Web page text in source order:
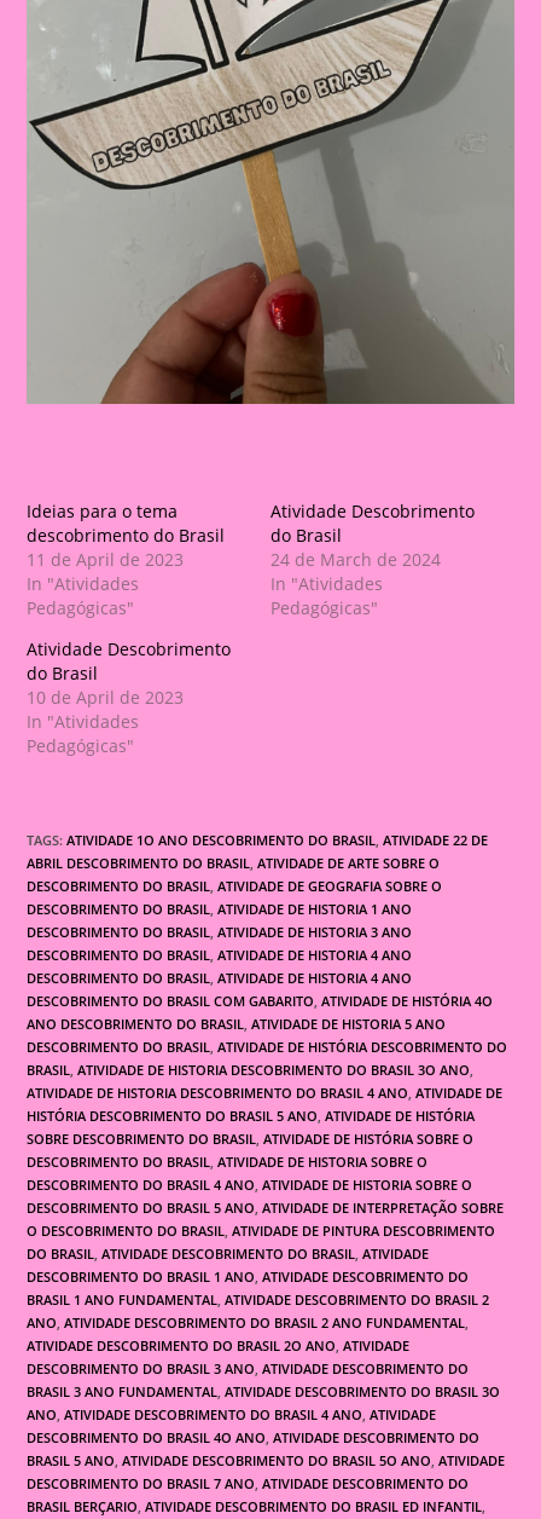
Ideias para o tema
descobrimento do Brasil
11 de April de 2023
In "Atividades
Pedagógicas"
Atividade Descobrimento
do Brasil
24 de March de 2024
In "Atividades
Pedagógicas"
Atividade Descobrimento
do Brasil
10 de April de 2023
In "Atividades
Pedagógicas"
TAGS:ATIVIDADE 1O ANO DESCOBRIMENTO DO BRASIL, ATIVIDADE 22 DE
ABRIL DESCOBRIMENTO DO BRASIL, ATIVIDADE DE ARTE SOBRE O
DESCOBRIMENTO DO BRASIL, ATIVIDADE DE GEOGRAFIA SOBRE O
DESCOBRIMENTO DO BRASIL, ATIVIDADE DE HISTORIA 1 ANO
DESCOBRIMENTO DO BRASIL, ATIVIDADE DE HISTORIA 3 ANO
DESCOBRIMENTO DO BRASIL, ATIVIDADE DE HISTORIA 4 ANO
DESCOBRIMENTO DO BRASIL, ATIVIDADE DE HISTORIA 4 ANO
DESCOBRIMENTO DO BRASIL COM GABARITO, ATIVIDADE DE HISTÓRIA 4O
ANO DESCOBRIMENTO DO BRASIL, ATIVIDADE DE HISTORIA 5 ANO
DESCOBRIMENTO DO BRASIL, ATIVIDADE DE HISTÓRIA DESCOBRIMENTO DO
BRASIL, ATIVIDADE DE HISTORIA DESCOBRIMENTO DO BRASIL 3O ANO,
ATIVIDADE DE HISTORIA DESCOBRIMENTO DO BRASIL 4 ANO, ATIVIDADE DE
HISTÓRIA DESCOBRIMENTO DO BRASIL 5 ANO, ATIVIDADE DE HISTÓRIA
SOBRE DESCOBRIMENTO DO BRASIL, ATIVIDADE DE HISTÓRIA SOBRE O
DESCOBRIMENTO DO BRASIL, ATIVIDADE DE HISTORIA SOBRE O
DESCOBRIMENTO DO BRASIL 4 ANO, ATIVIDADE DE HISTORIA SOBRE O
DESCOBRIMENTO DO BRASIL 5 ANO, ATIVIDADE DE INTERPRETAÇÃO SOBRE
O DESCOBRIMENTO DO BRASIL, ATIVIDADE DE PINTURA DESCOBRIMENTO
DO BRASIL, ATIVIDADE DESCOBRIMENTO DO BRASIL, ATIVIDADE
DESCOBRIMENTO DO BRASIL 1 ANO, ATIVIDADE DESCOBRIMENTO DO
BRASIL 1 ANO FUNDAMENTAL, ATIVIDADE DESCOBRIMENTO DO BRASIL 2
ANO, ATIVIDADE DESCOBRIMENTO DO BRASIL 2 ANO FUNDAMENTAL,
ATIVIDADE DESCOBRIMENTO DO BRASIL 2O ANO, ATIVIDADE
DESCOBRIMENTO DO BRASIL 3 ANO, ATIVIDADE DESCOBRIMENTO DO
BRASIL 3 ANO FUNDAMENTAL, ATIVIDADE DESCOBRIMENTO DO BRASIL 3O
ANO, ATIVIDADE DESCOBRIMENTO DO BRASIL 4 ANO, ATIVIDADE
DESCOBRIMENTO DO BRASIL 4O ANO, ATIVIDADE DESCOBRIMENTO DO
BRASIL 5 ANO, ATIVIDADE DESCOBRIMENTO DO BRASIL 5O ANO, ATIVIDADE
DESCOBRIMENTO DO BRASIL 7 ANO, ATIVIDADE DESCOBRIMENTO DO
BRASIL BERÇARIO, ATIVIDADE DESCOBRIMENTO DO BRASIL ED INFANTIL,